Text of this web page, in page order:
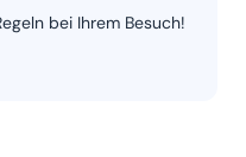
bei Ihrem Besuch!